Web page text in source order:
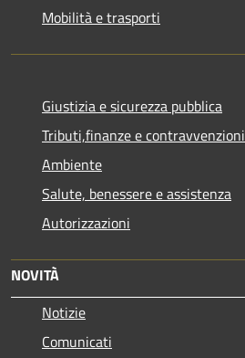
Mobilità e trasporti
Giustizia e sicurezza pubblica
Tributi,finanze e contravvenzioni
Ambiente
Salute, benessere e assistenza
Autorizzazioni
NOVITÀ
Notizie
Comunicati